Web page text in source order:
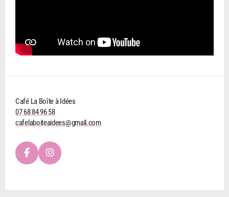
Café La Boîte à Idées
07 68 84 96 58
cafelaboiteaidees@gmail.com